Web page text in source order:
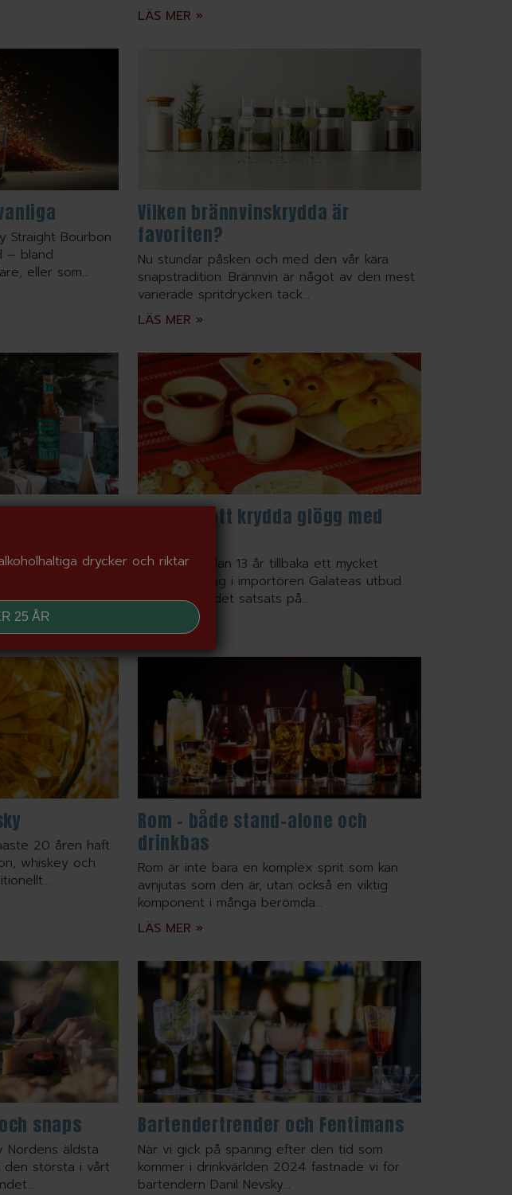
drycker och riktar
25 ÅR
LÄS MER »
Straight Bourbon
– bland
eller som...
Vilken brännvinskrydda är
favoriten?
Nu stundar påsken och med den vår kära
snapstradition. Brännvin är något av den mest
varierade spritdrycken tack...
LÄS MER »
konjak
det var vid
& Co
Konsten att krydda glögg med
Glögg är sedan 13 år tillbaka ett mycket
populärt inslag i importören Galateas utbud.
Varje år har det satsats på...
LÄS MER »
20 åren haft
whiskey och
Rom – både stand-alone och
drinkbas
Rom är inte bara en komplex sprit som kan
avnjutas som den är, utan också en viktig
komponent i många berömda...
LÄS MER »
snaps
Nordens äldsta
största i vårt
Bartendertrender och Fentimans
När vi gick på spaning efter den tid som
kommer i drinkvärlden 2024 fastnade vi för
bartendern Danil Nevsky...